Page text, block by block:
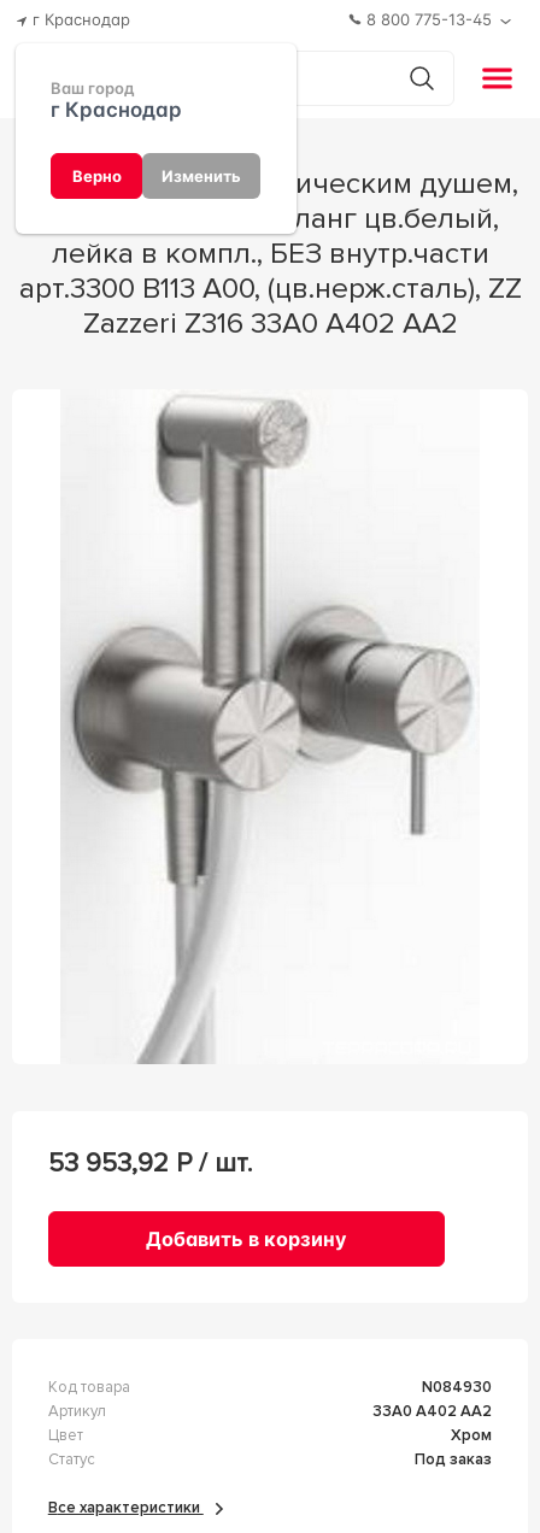
г Краснодар
Ваш город
г Краснодар
Верно Изменить
8 800 775-13-45
встраив.в стену, шланг цв.белый,
лейка в компл., БЕЗ внутр.части
арт.3300 B113 A00, (цв.нерж.сталь), ZZ
Zazzeri Z316 33A0 A402 AA2
53 953,92 Р / шт.
Добавить в корзину
Код товара
n084930
Артикул
33A0 A402 AA2
Цвет
Хром
Статус
Под заказ
Все характеристики